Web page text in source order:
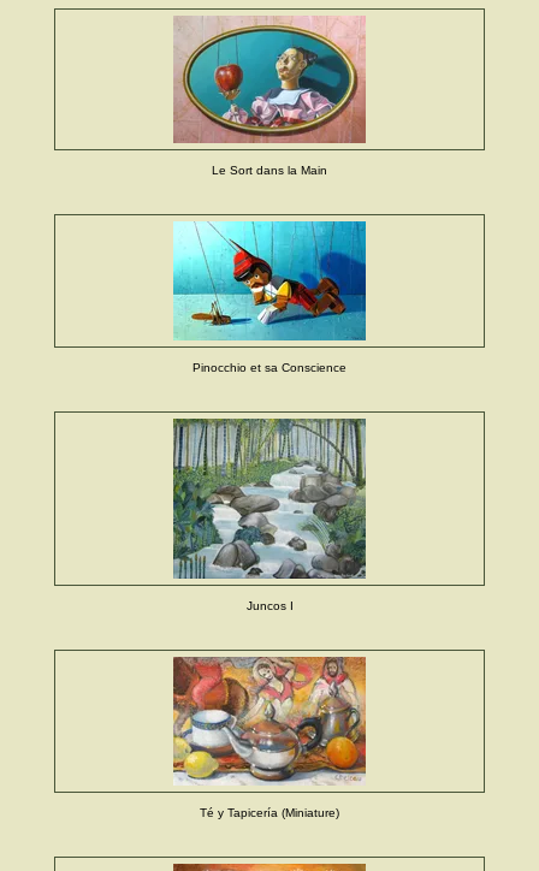
Le Sort dans la Main
Pinocchio et sa Conscience
Juncos I
Té y Tapicería (Miniature)